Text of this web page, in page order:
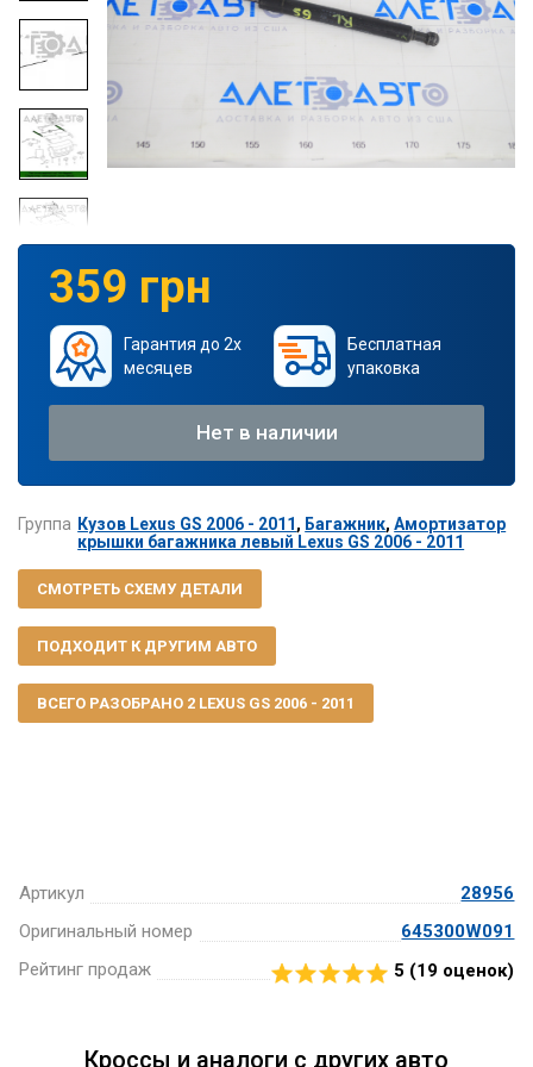
Артикул
28956
Оригинальный номер
645300W091
Рейтинг продаж
5 (19 оценок)
359 грн
Гарантия до 2х
месяцев
Бесплатная
упаковка
Нет в наличии
Группа Кузов Lexus GS 2006 - 2011, Багажник,Амортизатор
крышки багажника левый Lexus GS 2006 - 2011
СМОТРЕТЬ СХЕМУ ДЕТАЛИ
ПОДХОДИТ К ДРУГИМ АВТО
ВСЕГО РАЗОБРАНО 2 LEXUS GS 2006 - 2011
Кроссы и аналоги с других авто